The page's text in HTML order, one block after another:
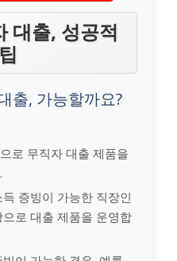
대출, 성공적
출, 가능할까요?
로 무직자 대출 제품을
증빙이 가능한 직장인
로 대출 제품을 운영합